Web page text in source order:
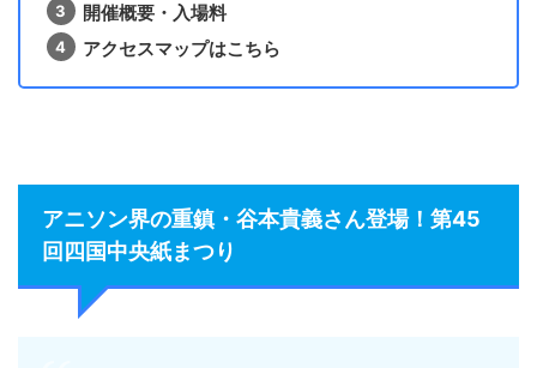
開催概要・入場料
アクセスマップはこちら
アニソン界の重鎮・谷本貴義さん登場！第45
回四国中央紙まつり